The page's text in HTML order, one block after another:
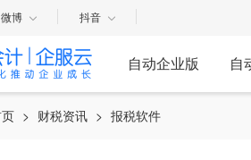
微博 抖音
自动企业版 自
> 财税资讯 > 报税软件